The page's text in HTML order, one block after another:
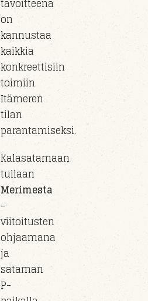
tavoitteena
on
kannustaa
kaikkia
konkreettisiin
toimiin
Itämeren
tilan
parantamiseksi.
Kalasatamaan
tullaan
Merimesta
–
viitoitusten
ohjaamana
ja
sataman
P-